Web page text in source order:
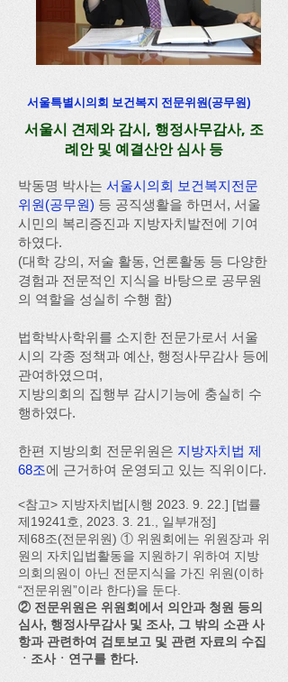
서울특별시의회 보건복지 전문위원(공무원)
서울시 견제와 감시, 행정사무감사, 조
례안 및 예결산안 심사 등​
박동명 박사는 서울시의회 보건복지전문
위원(공무원) 등 공직생활을 하면서, 서울
시민의 복리증진과 지방자치발전에 기여
하였다.
(대학 강의, 저술 활동, 언론활동 등 다양한
경험과 전문적인 지식을 바탕으로 공무원
의 역할을 성실히 수행 함)
법학박사학위를 소지한 전문가로서 서울
시의 각종 정책과 예산, 행정사무감사 등에
관여하였으며,
지방의회의 집행부 감시기능에 충실히 수
행하였다.
한편 지방의회 전문위원은 지방자치법 제
68조에 근거하여 운영되고 있는 직위이다.
<참고> 지방자치법[시행 2023. 9. 22.] [법률
제19241호, 2023. 3. 21., 일부개정]
제68조(전문위원) ① 위원회에는 위원장과 위
원의 자치입법활동을 지원하기 위하여 지방
의회의원이 아닌 전문지식을 가진 위원(이하
“전문위원”이라 한다)을 둔다.
② 전문위원은 위원회에서 의안과 청원 등의
심사, 행정사무감사 및 조사, 그 밖의 소관 사
항과 관련하여 검토보고 및 관련 자료의 수집
ㆍ조사ㆍ연구를 한다.